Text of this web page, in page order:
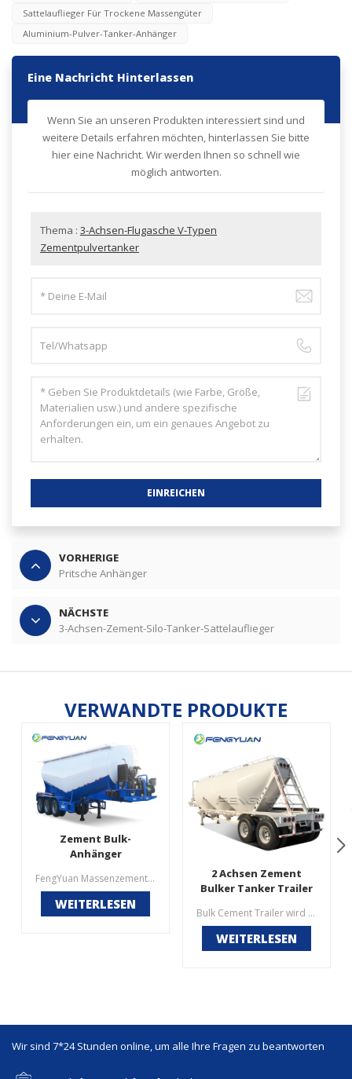
Sattelauflieger Für Trockene Massengüter
Aluminium-Pulver-Tanker-Anhänger
Eine Nachricht Hinterlassen
Wenn Sie an unseren Produkten interessiert sind und
weitere Details erfahren möchten, hinterlassen Sie bitte
hier eine Nachricht. Wir werden Ihnen so schnell wie
möglich antworten.
Thema : 3-Achsen-Flugasche V-Typen
Zementpulvertanker
EINREICHEN
VORHERIGE
Pritsche Anhänger
NÄCHSTE
3-Achsen-Zement-Silo-Tanker-Sattelauflieger
VERWANDTE PRODUKTE
Zement Bulk-
Anhänger
FengYuan Massenzement verlassen sich auf unsere 20-jährige Erfahrung, professionelles Design, hochwertige Teilemontage, bieten höhere Leistung, langlebig, stabil. Helfen Sie Kunden, mehr zu bekommen, weniger zu kosten. Besonderheit:1. Laderate > 98 % Vollfüllung2. Residualsatz 15m geeignet für die meisten Silos4. Schnelleres Entladen >1,5 t/min spart Kraftstoff
WEITERLESEN
2 Achsen Zement
Bulker Tanker Trailer
Bulk Cement Trailer wird auch Zement Bulker, Silobas oder Silo Trailer genannt. Es wird hauptsächlich für die Massenverpackung von pulverförmigen Trockenmaterialien wie Flugasche, Zement, Kalkpulver, Erzpulver, körnigem Alkali, Aluminiumpulver usw. verwendet. Wir sehen oft Silo-Zementtankauflieger für den Transport von pulverförmigen Materialien in Zementwerken, Zementlagern und großen Baustellen.
WEITERLESEN
Wir sind 7*24 Stunden online, um alle Ihre Fragen zu beantworten